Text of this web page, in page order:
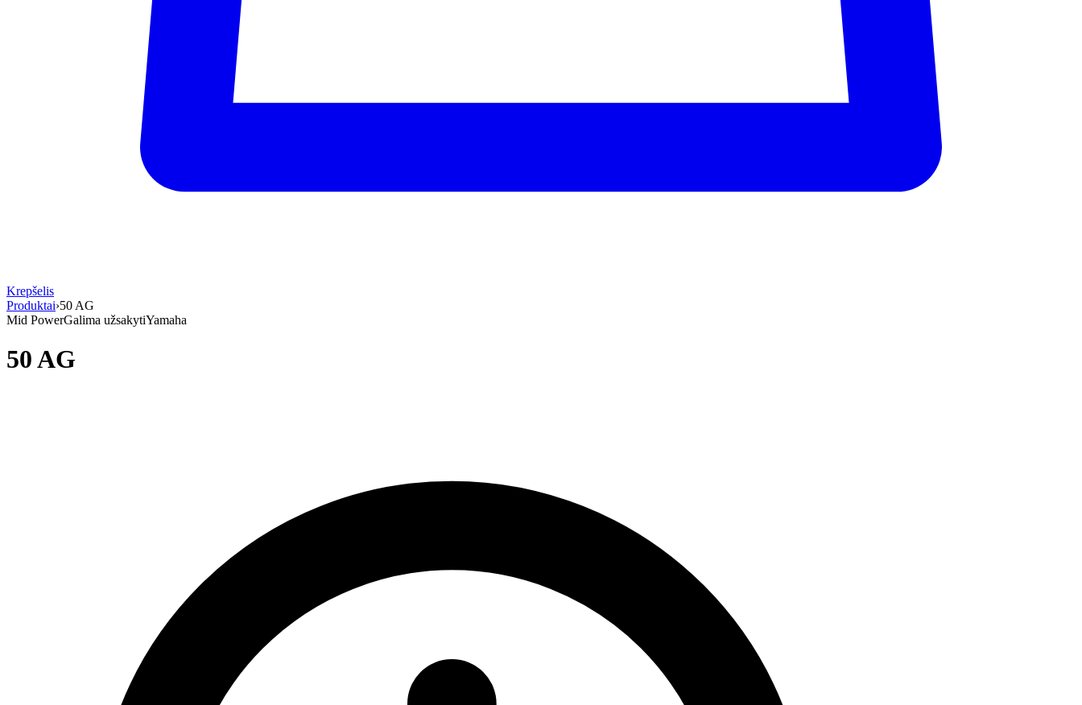
Krepšelis
Produktai›50 AG
Mid PowerGalima užsakytiYamaha
50 AG